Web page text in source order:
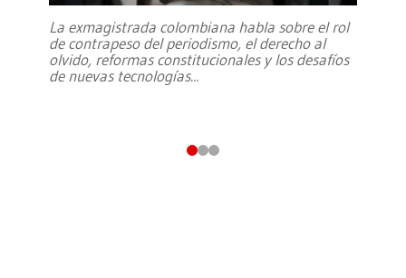
La exmagistrada colombiana habla sobre el rol
de contrapeso del periodismo, el derecho al
olvido, reformas constitucionales y los desafíos
de nuevas tecnologías...